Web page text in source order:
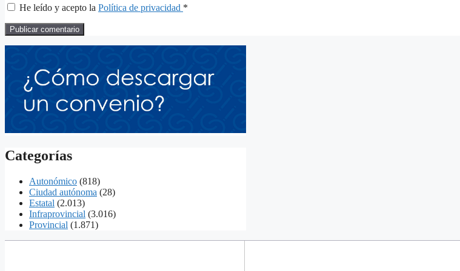
He leído y acepto la Política de privacidad *
Categorías
Autonómico (818)
Ciudad autónoma (28)
Estatal (2.013)
Infraprovincial (3.016)
Provincial (1.871)